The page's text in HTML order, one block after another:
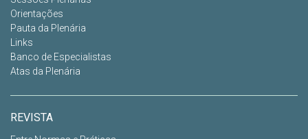
Orientações
Pauta da Plenária
Links
Banco de Especialistas
Atas da Plenária
REVISTA